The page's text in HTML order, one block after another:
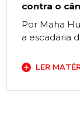
contra o
Por Maha
a escadaria
LER